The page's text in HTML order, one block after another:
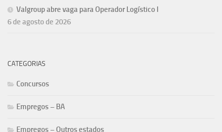
Valgroup abre vaga para Operador Logístico I
6 de agosto de 2026
CATEGORIAS
Concursos
Empregos – BA
Empregos – Outros estados